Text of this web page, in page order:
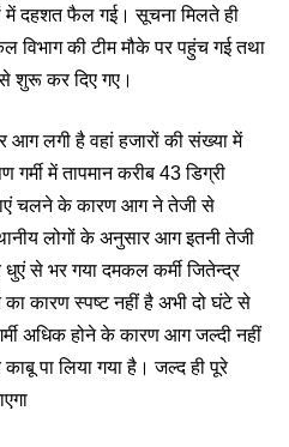
दहशत फैल गई। सूचना मिलते ही
विभाग की टीम मौके पर पहुंच गई तथा
शुरू कर दिए गए।
आग लगी है वहां हजारों की संख्या में
में तापमान करीब 43 डिग्री
चलने के कारण आग ने तेजी से
लोगों के अनुसार आग इतनी तेजी
से भर गया दमकल कर्मी जितेन्द्र
कारण स्पष्ट नहीं है अभी दो घंटे से
अधिक होने के कारण आग जल्दी नहीं
पा लिया गया है। जल्द ही पूरे